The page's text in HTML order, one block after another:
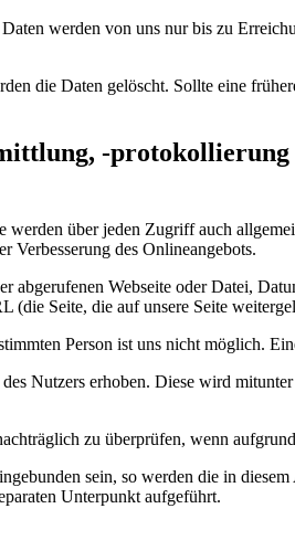
werden von uns nur bis zu
die Daten gelöscht. Sollte eine
-
werden über jeden Zugriff auch
Verbesserung des Onlineangebots.
abgerufenen Webseite oder Datei,
(die Seite, die auf unsere Seite
Person ist uns nicht möglich.
Nutzers erhoben. Diese wird
zu überprüfen, wenn
sein, so werden die in
Unterpunkt aufgeführt.